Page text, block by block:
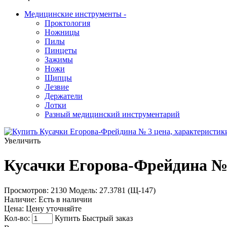
Медицинские инструменты -
Проктология
Ножницы
Пилы
Пинцеты
Зажимы
Ножи
Щипцы
Лезвие
Держатели
Лотки
Разный медицинский инструментарий
Увеличить
Кусачки Егорова-Фрейдина
Просмотров: 2130 Модель: 27.3781 (Щ-147)
Наличие: Есть в наличии
Цена: Цену уточняйте
Кол-во:
Купить Быстрый заказ